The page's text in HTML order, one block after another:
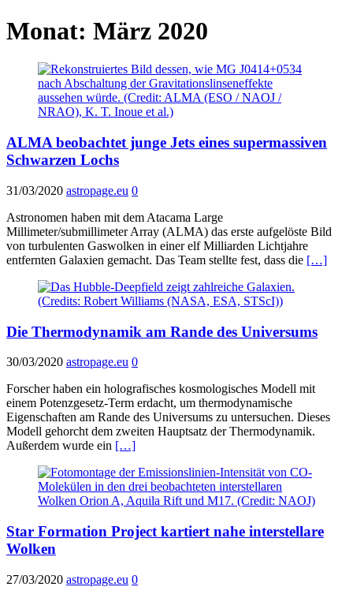
Monat: März 2020
ALMA beobachtet junge Jets eines supermassiven
Schwarzen Lochs
31/03/2020 astropage.eu 0
Astronomen haben mit dem Atacama Large
Millimeter/submillimeter Array (ALMA) das erste aufgelöste Bild
von turbulenten Gaswolken in einer elf Milliarden Lichtjahre
entfernten Galaxien gemacht. Das Team stellte fest, dass die […]
Die Thermodynamik am Rande des Universums
30/03/2020 astropage.eu 0
Forscher haben ein holografisches kosmologisches Modell mit
einem Potenzgesetz-Term erdacht, um thermodynamische
Eigenschaften am Rande des Universums zu untersuchen. Dieses
Modell gehorcht dem zweiten Hauptsatz der Thermodynamik.
Außerdem wurde ein […]
Star Formation Project kartiert nahe interstellare
Wolken
27/03/2020 astropage.eu 0